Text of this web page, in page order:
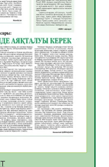
полиция
етті
65
–
66
көшуге ең